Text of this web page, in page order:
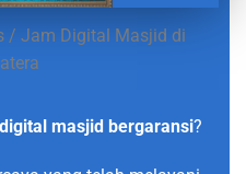
/ Jam Digital Masjid di
masjid bergaransi?